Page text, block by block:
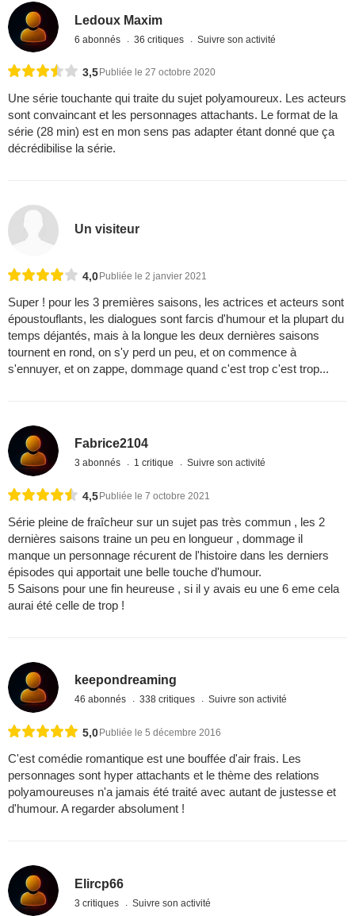
Ledoux Maxim
6 abonnés 36 critiques Suivre son activité
3,5 Publiée le 27 octobre 2020
Une série touchante qui traite du sujet polyamoureux. Les acteurs
sont convaincant et les personnages attachants. Le format de la
série (28 min) est en mon sens pas adapter étant donné que ça
décrédibilise la série.
Un visiteur
4,0Publiée le 2 janvier 2021
Super ! pour les 3 premières saisons, les actrices et acteurs sont
époustouflants, les dialogues sont farcis d'humour et la plupart du
temps déjantés, mais à la longue les deux dernières saisons
tournent en rond, on s'y perd un peu, et on commence à
s'ennuyer, et on zappe, dommage quand c'est trop c'est trop...
Fabrice2104
3 abonnés 1 critique Suivre son activité
4,5Publiée le 7 octobre 2021
Série pleine de fraîcheur sur un sujet pas très commun , les 2
dernières saisons traine un peu en longueur , dommage il
manque un personnage récurent de l'histoire dans les derniers
épisodes qui apportait une belle touche d'humour.
5 Saisons pour une fin heureuse , si il y avais eu une 6 eme cela
aurai été celle de trop !
keepondreaming
46 abonnés 338 critiques Suivre son activité
5,0 Publiée le 5 décembre 2016
C'est comédie romantique est une bouffée d'air frais. Les
personnages sont hyper attachants et le thème des relations
polyamoureuses n'a jamais été traité avec autant de justesse et
d'humour. A regarder absolument !
Elircp66
3 critiques Suivre son activité